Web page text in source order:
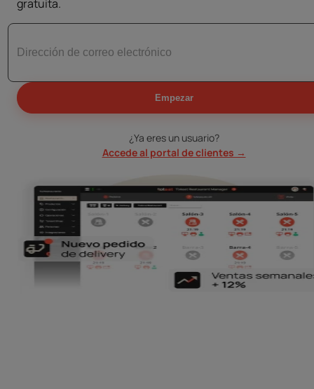
gratuita.
Empezar
¿Ya eres un usuario?
Accede al portal de clientes →